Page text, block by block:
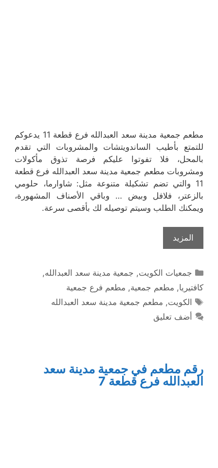
مطعم جمعية مدينة سعد العبدالله فرع قطعة 11 يدعوكم
للتمتع بأطيب الساندويتشات والمشروبات التي تقدم
بالمحل، فلا تفوتوا عليكم فرصة تذوق مأكولات
ومشروبات مطعم جمعية مدينة سعد العبدالله فرع قطعة
11 والتي تضم تشكيلة متنوعة مثل: شاوارما، حلومي
بالزعتر، فلافل وبيض … وباقي الأصناف المشهورة،
ويمكنك الطلب وسيتم توصيله لك بأقصى سرعة.
المزيد
التصنيفات
جمعيات الكويت, جمعية مدينة سعد العبدالله,
كافتيريا, مطعم جمعية, مطعم فرع جمعية
الوسوم
الكويت, مطعم جمعية مدينة سعد العبدالله
أضف تعليق
رقم مطعم في جمعية مدينة سعد
العبدالله فرع قطعة 7